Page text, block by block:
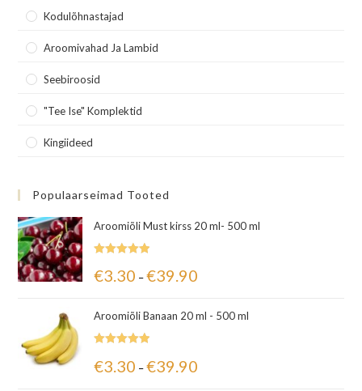
Kodulõhnastajad
Aroomivahad Ja Lambid
Seebiroosid
"Tee Ise" Komplektid
Kingiideed
Populaarseimad Tooted
Aroomiõli Must kirss 20 ml- 500 ml
5.00/ 5
€3.30 – €39.90
Aroomiõli Banaan 20 ml - 500 ml
5.00/ 5
€3.30 – €39.90